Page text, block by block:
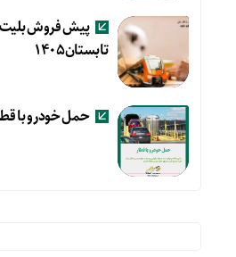
پیش فروش
تابستان۱۴۰۵
حمل خودرو با